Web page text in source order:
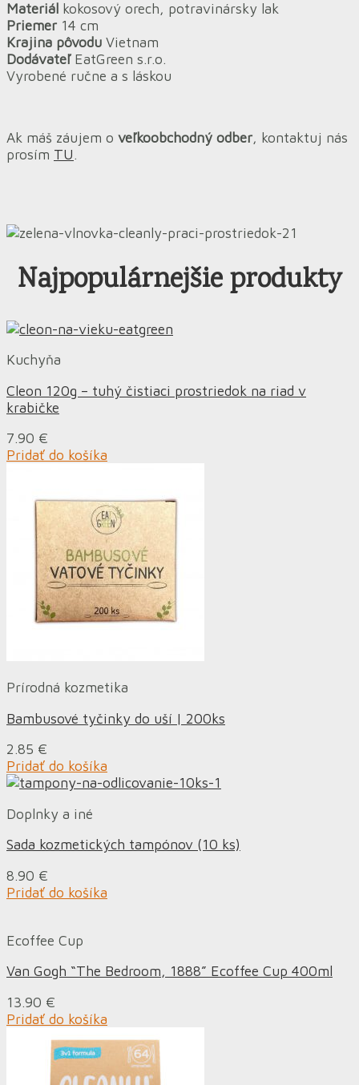
Materiál kokosový orech, potravinársky lak
Priemer 14 cm
Krajina pôvodu Vietnam
Dodávateľ EatGreen s.r.o.
Vyrobené ručne a s láskou
Ak máš záujem o veľkoobchodný odber, kontaktuj nás
prosím TU.
Najpopulárnejšie produkty
Kuchyňa
Cleon 120g – tuhý čistiaci prostriedok na riad v
krabičke
7.90 €
Pridať do košíka
Prírodná kozmetika
Bambusové tyčinky do uší | 200ks
2.85 €
Pridať do košíka
Doplnky a iné
Sada kozmetických tampónov (10 ks)
8.90 €
Pridať do košíka
Ecoffee Cup
Van Gogh “The Bedroom, 1888” Ecoffee Cup 400ml
13.90 €
Pridať do košíka